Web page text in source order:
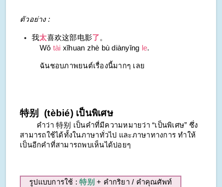
ตัวอย่าง :
我太喜欢这部电影了。
Wǒ tài xǐhuan zhè bù diànyǐng le.
ฉันชอบภาพยนต์เรื่องนี้มากๆ เลย
特别 (tèbié) เป็นพิเศษ
คำว่า 特别 เป็นคำที่มีความหมายว่า “เป็นพิเศษ” ซึ่ง
สามารถใช้ได้ทั้งในภาษาทั่วไป และภาษาทางการ ทำให้
เป็นอีกคำที่สามารถพบเห็นได้บ่อยๆ
รูปแบบการใช้ :特别 + คำกริยา / คำคุณศัพท์